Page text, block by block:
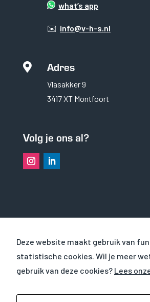
what’s app
✉️ info@v-h-s.nl
 Adres
Vlasakker 9
3417 XT Montfoort
Volg je ons al?
OVER VHS
PROJECTEN
Deze website maakt gebruik van
statistische cookies. Wil je meer
gebruik van deze cookies? Lees